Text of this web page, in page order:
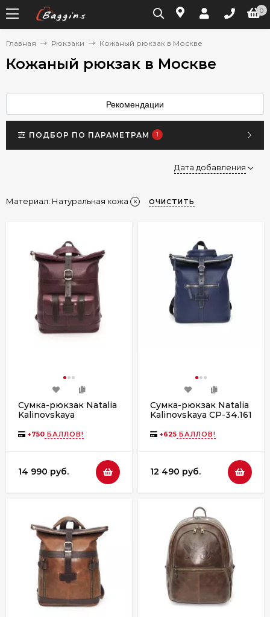
0
Главная Рюкзаки Кожаный рюкзак в Москве
Кожаный рюкзак в Москве
Рекомендации
ПОДБОР ПО ПАРАМЕТРАМ 1
Дата добавления
Материал: Натуральная кожа ОЧИСТИТЬ
Сумка-рюкзак Natalia
Kalinovskaya
бордо флотер
+750 БАЛЛОВ!
14 990 руб.
Сумка-рюкзак Natalia
Kalinovskaya СР-34.161
+625 БАЛЛОВ!
12 490 руб.